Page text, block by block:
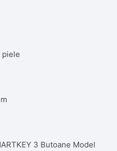
piele
3 Butoane Model